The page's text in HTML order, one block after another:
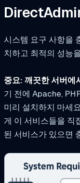
시스템 요구 사항을
치하고 최적의 성능
중요: 깨끗한 서버에
기 전에 Apache,
미리 설치하지 마세
게 이 서비스들을 직
된 서비스가 있으면